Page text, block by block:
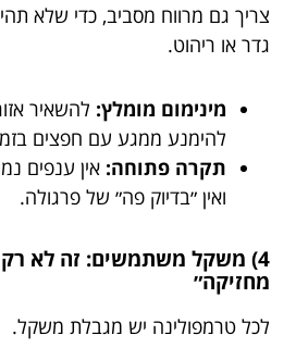
צריך גם מרווח מסביב, כדי שלא
גדר או ריהוט.
מינימום מומלץ: להשאיר
להימנע ממגע עם חפצים
תקרה פתוחה: אין ענפים
ואין ״בדיוק פה״ של פרגולה.
4) משקל משתמשים: זה לא
מחזיקה״
לכל טרמפולינה יש מגבלת משקל.